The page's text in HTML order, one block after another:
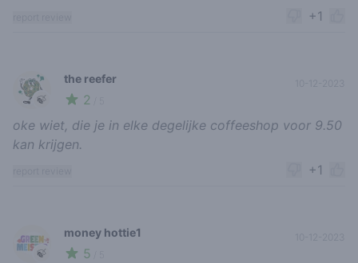
+1
🍃
the reefer
2
10-12-2023
oke wiet, die je in elke degelijke coffeeshop voor 9.50
kan krijgen.
+1
🍃
money hottie1
5
10-12-2023